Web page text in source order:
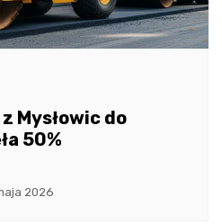
Mysłowic do
50%
2026